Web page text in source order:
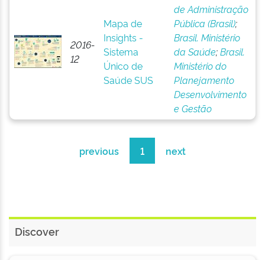
2016-
12
Mapa de
Insights -
Sistema
Único de
Saúde SUS
de Administração
Pública (Brasil);
Brasil. Ministério
da Saúde;Brasil.
Ministério do
Planejamento
Desenvolvimento
e Gestão
previous 1 next
Discover